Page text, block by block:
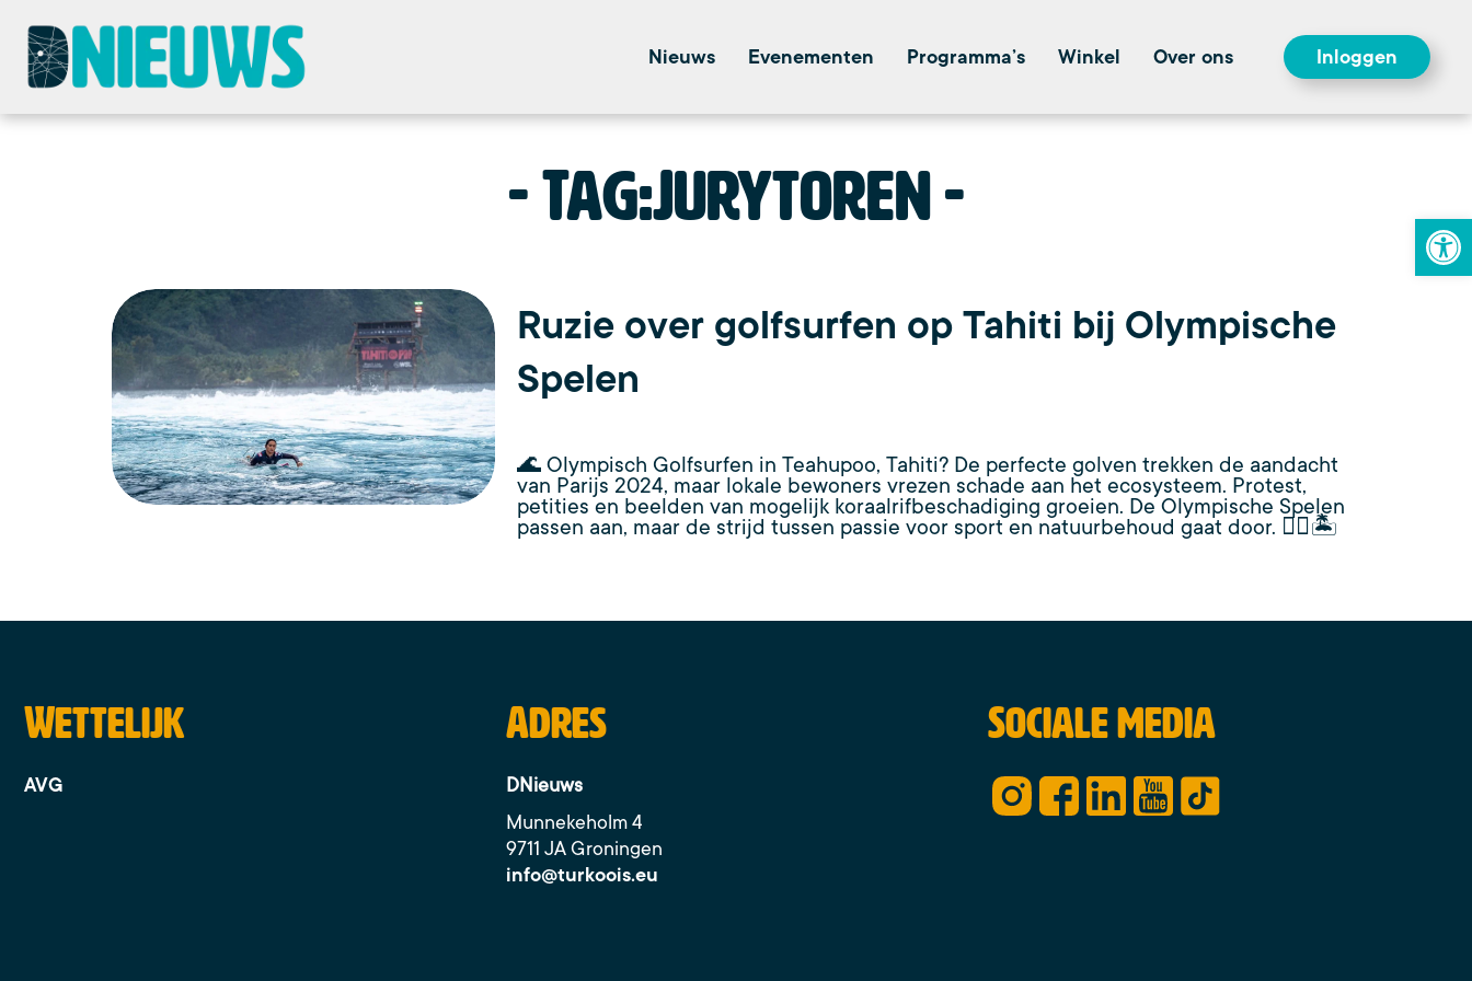
Nieuws Evenementen Programma’s Winkel Over ons Inloggen
Tag:Jurytoren
Ruzie over golfsurfen op Tahiti bij Olympische
Spelen
🌊 Olympisch Golfsurfen in Teahupoo, Tahiti? De perfecte golven trekken de aandacht
van Parijs 2024, maar lokale bewoners vrezen schade aan het ecosysteem. Protest,
petities en beelden van mogelijk koraalrifbeschadiging groeien. De Olympische Spelen
passen aan, maar de strijd tussen passie voor sport en natuurbehoud gaat door. 🏄‍♂️🏝️
Wettelijk
AVG
Adres
DNieuws
Munnekeholm 4
9711 JA Groningen
info@turkoois.eu
Sociale media